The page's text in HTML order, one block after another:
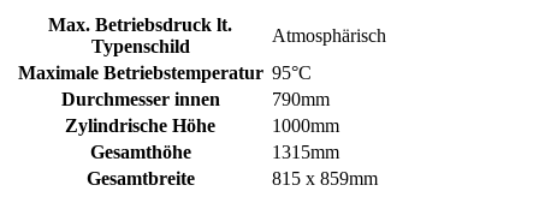
Max. Betriebsdruck lt.
Typenschild
Atmosphärisch
Maximale Betriebstemperatur 95°C
Durchmesser innen
790mm
Zylindrische Höhe
1000mm
Gesamthöhe
1315mm
Gesamtbreite
815 x 859mm